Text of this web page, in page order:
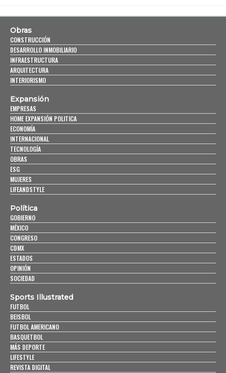
Obras
CONSTRUCCIÓN
DESARROLLO INMOBILIARIO
INFRAESTRUCTURA
ARQUITECTURA
INTERIORISMO
Expansión
EMPRESAS
HOME EXPANSIÓN POLITICA
ECONOMÍA
INTERNACIONAL
TECNOLOGÍA
OBRAS
ESG
MUJERES
LIFEANDSTYLE
Política
GOBIERNO
MÉXICO
CONGRESO
CDMX
ESTADOS
OPINIÓN
SOCIEDAD
Sports Illustrated
FUTBOL
BEISBOL
FUTBOL AMERICANO
BASQUETBOL
MÁS DEPORTE
LIFESTYLE
REVISTA DIGITAL